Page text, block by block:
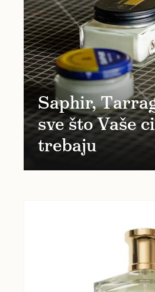
Saphir,
sve što Vaše
trebaju